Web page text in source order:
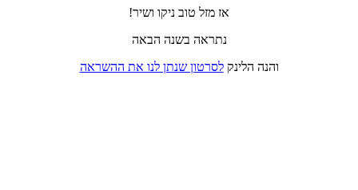
אז מזל טוב ניקו ושיר!
נתראה בשנה הבאה
והנה הלינקלסרטון שנתן לנו את ההשראה